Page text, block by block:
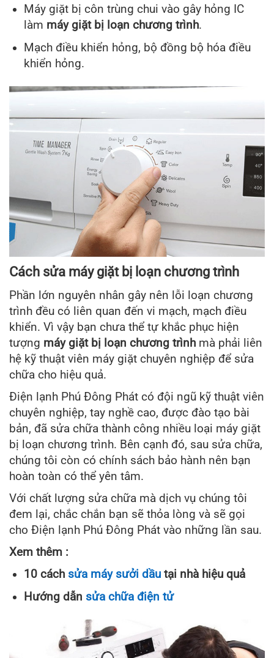
Máy giặt bị côn trùng chui vào gây hỏng IC
làm máy giặt bị loạn chương trình.
Mạch điều khiển hỏng, bộ đồng bộ hóa điều
khiển hỏng.
Cách sửa máy giặt bị loạn chương trình
Phần lớn nguyên nhân gây nên lỗi loạn chương
trình đều có liên quan đến vi mạch, mạch điều
khiển. Vì vậy bạn chưa thể tự khắc phục hiện
tượng máy giặt bị loạn chương trình mà phải liên
hệ kỹ thuật viên máy giặt chuyên nghiệp để sửa
chữa cho hiệu quả.
Điện lạnh Phú Đông Phát có đội ngũ kỹ thuật viên
chuyên nghiệp, tay nghề cao, được đào tạo bài
bản, đã sửa chữa thành công nhiều loại máy giặt
bị loạn chương trình. Bên cạnh đó, sau sửa chữa,
chúng tôi còn có chính sách bảo hành nên bạn
hoàn toàn có thể yên tâm.
Với chất lượng sửa chữa mà dịch vụ chúng tôi
đem lại, chắc chắn bạn sẽ thỏa lòng và sẽ gọi
cho Điện lạnh Phú Đông Phát vào những lần sau.
Xem thêm :
10 cách sửa máy sưởi dầu tại nhà hiệu quả
Hướng dẫn sửa chữa điện tử